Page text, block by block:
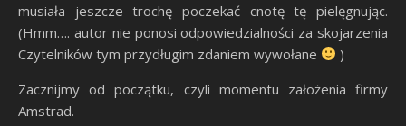
musiała jeszcze trochę poczekać cnotę tę pielęgnując.
(Hmm…. autor nie ponosi odpowiedzialności za skojarzenia
Czytelników tym przydługim zdaniem wywołane
)
Zacznijmy od początku, czyli momentu założenia firmy
Amstrad.